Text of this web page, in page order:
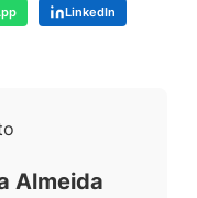
LinkedIn
Almeida